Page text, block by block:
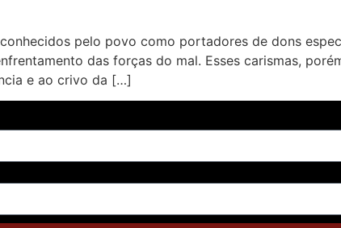
pelo povo como portadores de dons
das forças do mal. Esses carismas,
e ao crivo da […]